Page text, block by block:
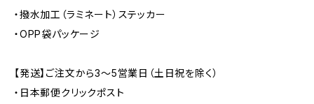
・撥水加工（ラミネート）ステッカー
・OPP袋パッケージ
【発送】ご注文から3〜5営業日（土日祝を除く）
・日本郵便クリックポスト